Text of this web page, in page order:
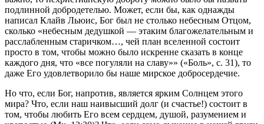
подлинной добродетелью. Может, если бы, как однажды
написал Клайв Льюис, Бог был не столько небесным Отцом,
сколько «небесным дедушкой — этаким благожелательным и
расслабленным старичком…, чей план вселенной состоит
просто в том, чтобы можно было искренне сказать в конце
каждого дня, что «все погуляли на славу»» («Боль», с. 31), то
даже Его удовлетворило бы наше мирское добросердечие.
Но что, если Бог, напротив, является ярким Солнцем этого
мира? Что, если наш наивысший долг (и счастье!) состоит в
том, чтобы любить Его всем сердцем, душой, разумением и